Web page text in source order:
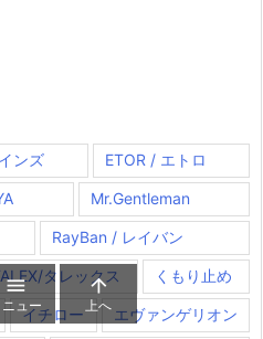
ンズ ETOR / エトロ
Mr.Gentleman
RayBan / レイバン
タレックス くもり止め
イチロー エヴァンゲリオン

ニュー

上へ